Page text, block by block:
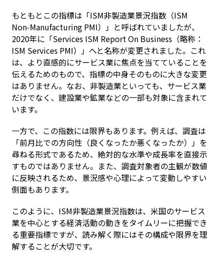
もともとこの指標は「ISM非製造業景況指数（ISM
Non‑Manufacturing PMI）」と呼ばれていましたが、
2020年に「Services ISM Report On Business（略称：
ISM Services PMI）」へと名称が変更されました。これ
は、より直感的にサービス業に焦点を当てていることを
伝えるためのもので、指標の中身そのものに大きな変更
はありません。なお、非製造業といっても、サービス業
だけでなく、建設業や鉱業などの一部も対象に含まれて
います。
一方で、この指数には限界もあります。例えば、調査は
「前月比での方向性（良くなったか悪くなったか）」を
尋ねる形式であるため、絶対的な水準や成長率を直接示
すものではありません。また、調査対象者の主観が数値
に反映されるため、景況感や心理によって変動しやすい
側面もあります。
このように、ISM非製造業景況指数は、米国のサービス
業を中心とする経済活動の動きをタイムリーに把握でき
る重要指標ですが、読み解く際にはその構成や限界を理
解することが大切です。